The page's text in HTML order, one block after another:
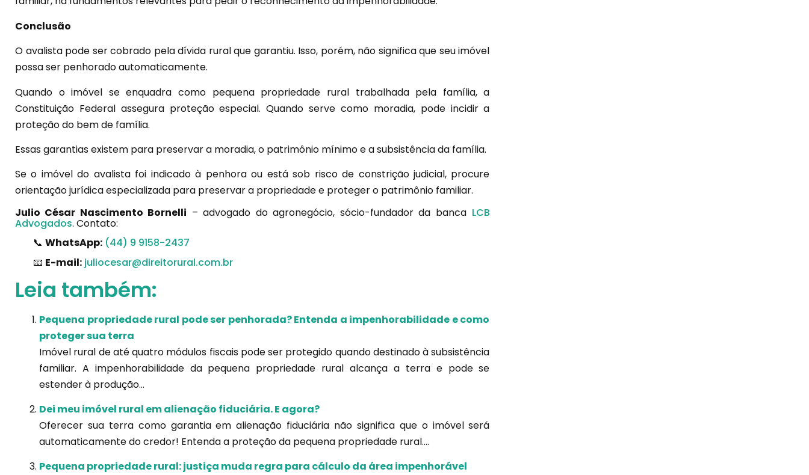
Conclusão
O avalista pode ser cobrado pela dívida rural que garantiu. Isso, porém, não significa que seu imóvel
possa ser penhorado automaticamente.
Quando o imóvel se enquadra como pequena propriedade rural trabalhada pela família, a
Constituição Federal assegura proteção especial. Quando serve como moradia, pode incidir a
proteção do bem de família.
Essas garantias existem para preservar a moradia, o patrimônio mínimo e a subsistência da família.
Se o imóvel do avalista foi indicado à penhora ou está sob risco de constrição judicial, procure
orientação jurídica especializada para preservar a propriedade e proteger o patrimônio familiar.
Julio César Nascimento Bornelli – advogado do agronegócio, sócio-fundador da banca LCB
Advogados. Contato:
📞 WhatsApp: (44) 9 9158-2437
📧 E-mail: juliocesar@direitorural.com.br
Leia também:
Pequena propriedade rural pode ser penhorada? Entenda a impenhorabilidade e como
proteger sua terra
Imóvel rural de até quatro módulos fiscais pode ser protegido quando destinado à subsistência
familiar. A impenhorabilidade da pequena propriedade rural alcança a terra e pode se
estender à produção...
Dei meu imóvel rural em alienação fiduciária. E agora?
Oferecer sua terra como garantia em alienação fiduciária não significa que o imóvel será
automaticamente do credor! Entenda a proteção da pequena propriedade rural....
Pequena propriedade rural: justiça muda regra para cálculo da área impenhorável